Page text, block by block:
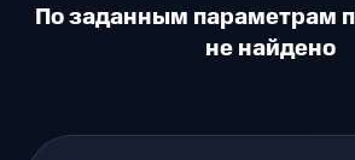
По заданным параметрам
не найдено